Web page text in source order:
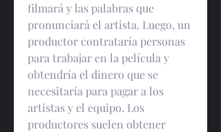
filmará y las palabras que
pronunciará el artista. Luego, un
productor contrataría personas
para trabajar en la película y
obtendría el dinero que se
necesitaría para pagar a los
artistas y el equipo. Los
productores suelen obtener